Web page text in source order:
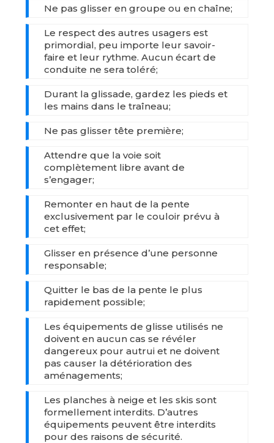
Ne pas glisser en groupe ou en chaîne;
Le respect des autres usagers est
primordial, peu importe leur savoir-
faire et leur rythme. Aucun écart de
conduite ne sera toléré;
Durant la glissade, gardez les pieds et
les mains dans le traîneau;
Ne pas glisser tête première;
Attendre que la voie soit
complètement libre avant de
s’engager;
Remonter en haut de la pente
exclusivement par le couloir prévu à
cet effet;
Glisser en présence d’une personne
responsable;
Quitter le bas de la pente le plus
rapidement possible;
Les équipements de glisse utilisés ne
doivent en aucun cas se révéler
dangereux pour autrui et ne doivent
pas causer la détérioration des
aménagements;
Les planches à neige et les skis sont
formellement interdits. D’autres
équipements peuvent être interdits
pour des raisons de sécurité.